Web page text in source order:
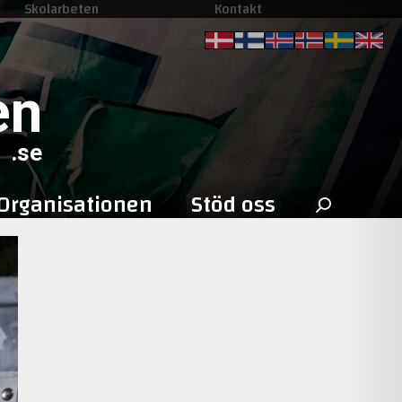
Skolarbeten Kontakt
.se
Stöd oss Sök
efter: